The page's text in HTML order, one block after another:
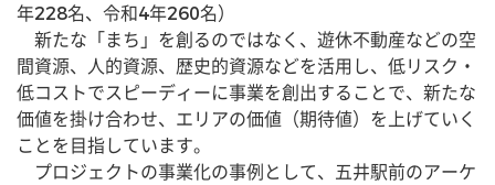
年228名、令和4年260名）
新たな「まち」を創るのではなく、遊休不動産などの空
間資源、人的資源、歴史的資源などを活用し、低リスク・
低コストでスピーディーに事業を創出することで、新たな
価値を掛け合わせ、エリアの価値（期待値）を上げていく
ことを目指しています。
プロジェクトの事業化の事例として、五井駅前のアーケ